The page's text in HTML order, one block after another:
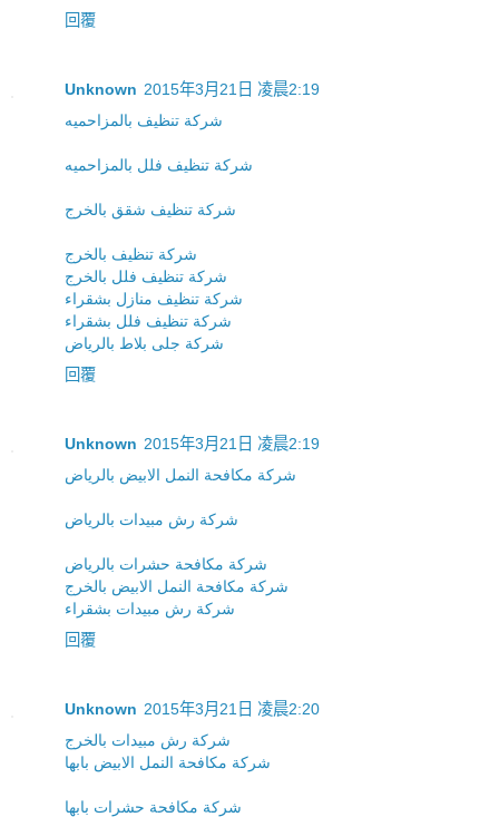
回覆
Unknown 2015年3月21日 凌晨2:19
شركة تنظيف بالمزاحميه
شركة تنظيف فلل بالمزاحميه
شركة تنظيف شقق بالخرج
شركة تنظيف بالخرج
شركة تنظيف فلل بالخرج
شركة تنظيف منازل بشقراء
شركة تنظيف فلل بشقراء
شركة جلى بلاط بالرياض
回覆
Unknown 2015年3月21日 凌晨2:19
شركة مكافحة النمل الابيض بالرياض
شركة رش مبيدات بالرياض
شركة مكافحة حشرات بالرياض
شركة مكافحة النمل الابيض بالخرج
شركة رش مبيدات بشقراء
回覆
Unknown 2015年3月21日 凌晨2:20
شركة رش مبيدات بالخرج
شركة مكافحة النمل الابيض بابها
شركة مكافحة حشرات بابها